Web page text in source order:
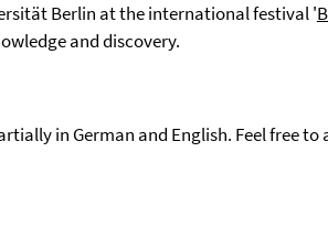
Berlin at the international festival '
and discovery.
in German and English. Feel free